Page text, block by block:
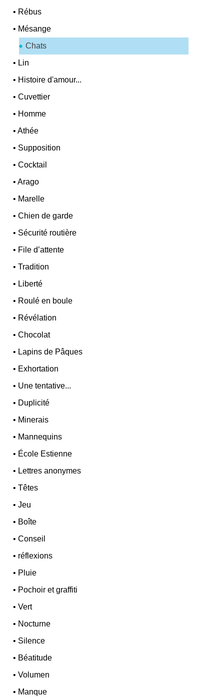
• Rébus
• Mésange
Chats
• Lin
• Histoire d'amour...
•Cuvettier
• Homme
•Athée
• Supposition
•Cocktail
•Arago
• Marelle
•Chien de garde
• Sécurité routière
• File d’attente
•Tradition
• Liberté
• Roulé en boule
• Révélation
•Chocolat
• Lapins de Pâques
• Exhortation
• Une tentative...
• Duplicité
• Minerais
• Mannequins
• École Estienne
• Lettres anonymes
•Têtes
•Jeu
• Boîte
•Conseil
• réflexions
• Pluie
• Pochoir et graffiti
•Vert
• Nocturne
• Silence
• Béatitude
•Volumen
• Manque